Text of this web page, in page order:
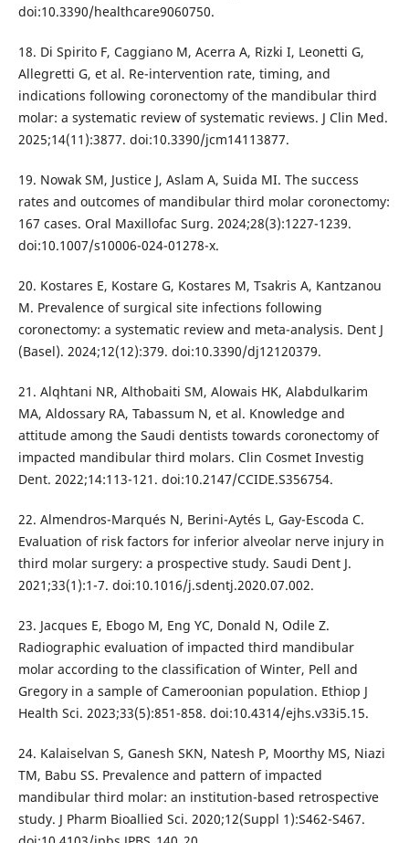
doi:10.3390/healthcare9060750.
18. Di Spirito F, Caggiano M, Acerra A, Rizki I, Leonetti G,
Allegretti G, et al. Re-intervention rate, timing, and
indications following coronectomy of the mandibular third
molar: a systematic review of systematic reviews. J Clin Med.
2025;14(11):3877. doi:10.3390/jcm14113877.
19. Nowak SM, Justice J, Aslam A, Suida MI. The success
rates and outcomes of mandibular third molar coronectomy:
167 cases. Oral Maxillofac Surg. 2024;28(3):1227-1239.
doi:10.1007/s10006-024-01278-x.
20. Kostares E, Kostare G, Kostares M, Tsakris A, Kantzanou
M. Prevalence of surgical site infections following
coronectomy: a systematic review and meta-analysis. Dent J
(Basel). 2024;12(12):379. doi:10.3390/dj12120379.
21. Alqhtani NR, Althobaiti SM, Alowais HK, Alabdulkarim
MA, Aldossary RA, Tabassum N, et al. Knowledge and
attitude among the Saudi dentists towards coronectomy of
impacted mandibular third molars. Clin Cosmet Investig
Dent. 2022;14:113-121. doi:10.2147/CCIDE.S356754.
22. Almendros-Marqués N, Berini-Aytés L, Gay-Escoda C.
Evaluation of risk factors for inferior alveolar nerve injury in
third molar surgery: a prospective study. Saudi Dent J.
2021;33(1):1-7. doi:10.1016/j.sdentj.2020.07.002.
23. Jacques E, Ebogo M, Eng YC, Donald N, Odile Z.
Radiographic evaluation of impacted third mandibular
molar according to the classification of Winter, Pell and
Gregory in a sample of Cameroonian population. Ethiop J
Health Sci. 2023;33(5):851-858. doi:10.4314/ejhs.v33i5.15.
24. Kalaiselvan S, Ganesh SKN, Natesh P, Moorthy MS, Niazi
TM, Babu SS. Prevalence and pattern of impacted
mandibular third molar: an institution-based retrospective
study. J Pharm Bioallied Sci. 2020;12(Suppl 1):S462-S467.